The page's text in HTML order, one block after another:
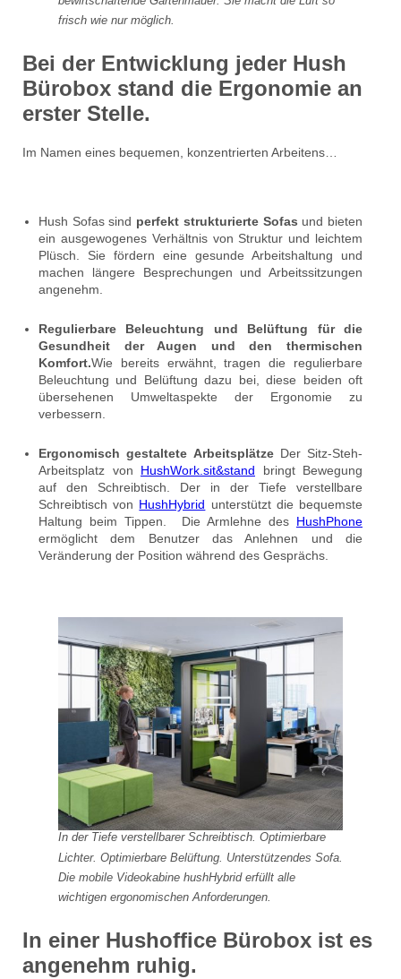
frisch wie nur möglich.
Bei der Entwicklung jeder Hush
Bürobox stand die Ergonomie an
erster Stelle.
Im Namen eines bequemen, konzentrierten Arbeitens…
Hush Sofas sind perfekt strukturierte Sofas und bieten
ein ausgewogenes Verhältnis von Struktur und leichtem
Plüsch. Sie fördern eine gesunde Arbeitshaltung und
machen längere Besprechungen und Arbeitssitzungen
angenehm.
Regulierbare Beleuchtung und Belüftung für die
Gesundheit der Augen und den thermischen
Komfort.Wie bereits erwähnt, tragen die regulierbare
Beleuchtung und Belüftung dazu bei, diese beiden oft
übersehenen Umweltaspekte der Ergonomie zu
verbessern.
Ergonomisch gestaltete ArbeitsplätzeDer Sitz-Steh-
Arbeitsplatz von HushWork.sit&stand bringt Bewegung
auf den Schreibtisch. Der in der Tiefe verstellbare
Schreibtisch von HushHybrid unterstützt die bequemste
Haltung beim Tippen. Die Armlehne des HushPhone
ermöglicht dem Benutzer das Anlehnen und die
Veränderung der Position während des Gesprächs.
In der Tiefe verstellbarer Schreibtisch. Optimierbare
Lichter. Optimierbare Belüftung. Unterstützendes Sofa.
Die mobile Videokabine hushHybrid erfüllt alle
wichtigen ergonomischen Anforderungen.
In einer Hushoffice Bürobox ist es
angenehm ruhig.